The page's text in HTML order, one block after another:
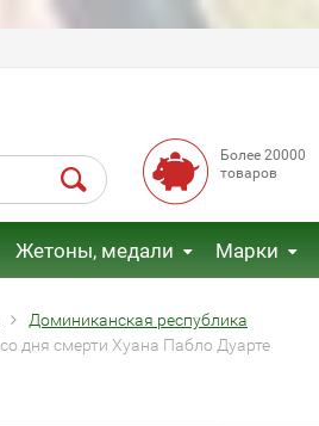
Более 20000
товаров
Жетоны, медали Марки
Доминиканская республика
дня смерти Хуана Пабло Дуарте